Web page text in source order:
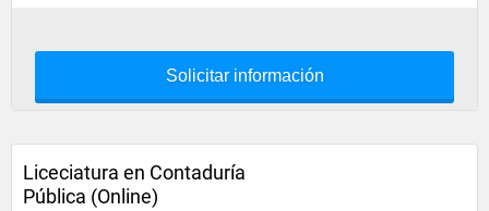
Solicitar información
Liceciatura en Contaduría
Pública (Online)